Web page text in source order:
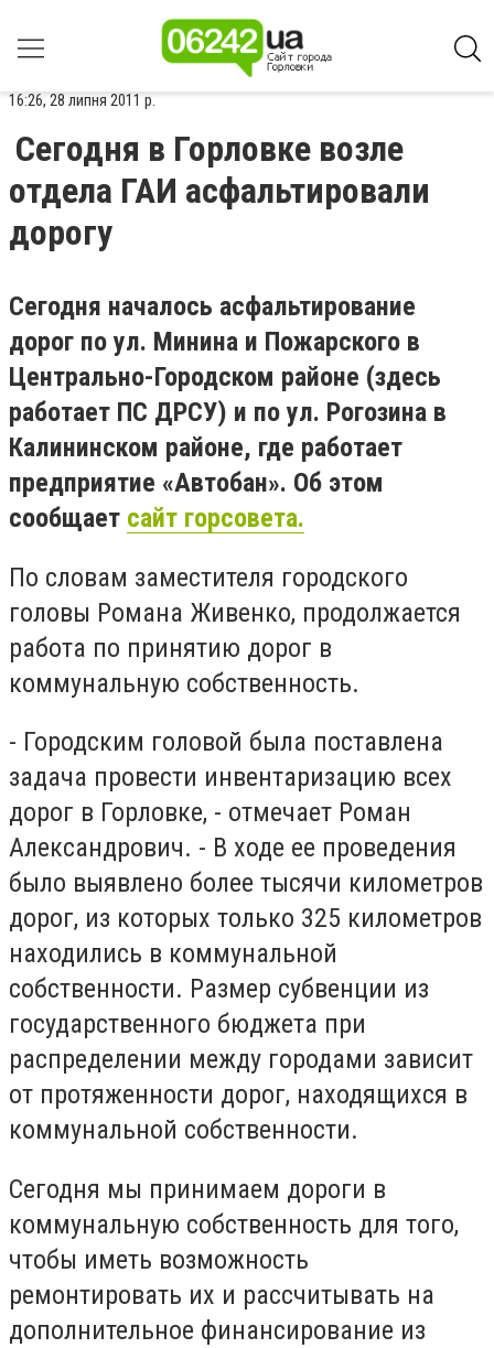
16:26, 28 липня 2011 р.
Сегодня в Горловке возле
отдела ГАИ асфальтировали
дорогу
Сегодня началось асфальтирование
дорог по ул. Минина и Пожарского в
Центрально-Городском районе (здесь
работает ПС ДРСУ) и по ул. Рогозина в
Калининском районе, где работает
предприятие «Автобан». Об этом
сообщает сайт горсовета.
По словам заместителя городского
головы Романа Живенко, продолжается
работа по принятию дорог в
коммунальную собственность.
- Городским головой была поставлена
задача провести инвентаризацию всех
дорог в Горловке, - отмечает Роман
Александрович. - В ходе ее проведения
было выявлено более тысячи километров
дорог, из которых только 325 километров
находились в коммунальной
собственности. Размер субвенции из
государственного бюджета при
распределении между городами зависит
от протяженности дорог, находящихся в
коммунальной собственности.
Сегодня мы принимаем дороги в
коммунальную собственность для того,
чтобы иметь возможность
ремонтировать их и рассчитывать на
дополнительное финансирование из